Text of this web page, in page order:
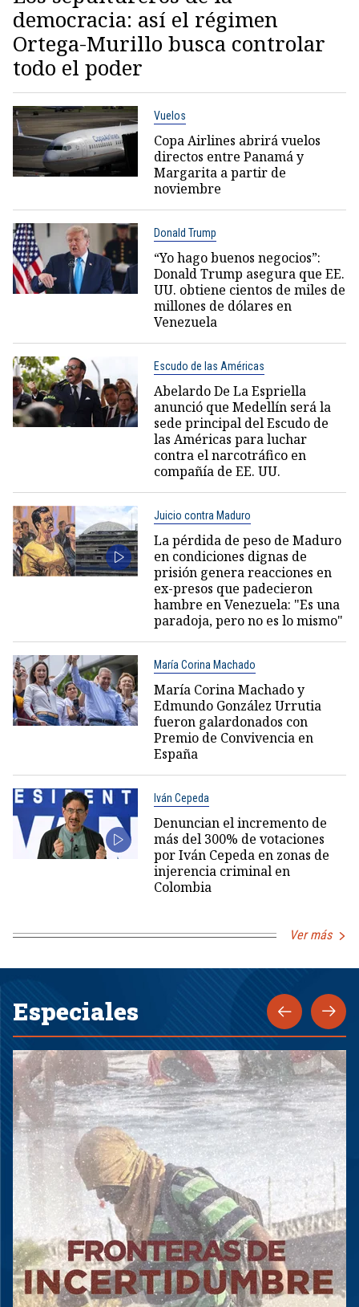
democracia: así el régimen
Ortega-Murillo busca controlar
todo el poder
Vuelos
Copa Airlines abrirá vuelos
directos entre Panamá y
Margarita a partir de
noviembre
Donald Trump
“Yo hago buenos negocios”:
Donald Trump asegura que EE.
UU. obtiene cientos de miles de
millones de dólares en
Venezuela
Escudo de las Américas
Abelardo De La Espriella
anunció que Medellín será la
sede principal del Escudo de
las Américas para luchar
contra el narcotráfico en
compañía de EE. UU.
Juicio contra Maduro
La pérdida de peso de Maduro
en condiciones dignas de
prisión genera reacciones en
ex-presos que padecieron
hambre en Venezuela: "Es una
paradoja, pero no es lo mismo"
María Corina Machado
María Corina Machado y
Edmundo González Urrutia
fueron galardonados con
Premio de Convivencia en
España
Iván Cepeda
Denuncian el incremento de
más del 300% de votaciones
por Iván Cepeda en zonas de
injerencia criminal en
Colombia
Ver más
Especiales